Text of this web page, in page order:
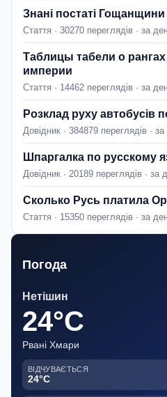
Знані постаті Гощанщини
Стаття · 30270 переглядів · за
Таблицы табели о
империи
Стаття · 14462 переглядів · за
Розклад руху автобусів
Довідник · 384879 переглядів ·
Шпаргалка по русскому
Довідник · 20189 переглядів · за
Сколько Русь платила
Стаття · 15350 переглядів · за
Погода
Нетішин
24°C
Рвані Хмари
ВІДЧУВАЄТЬСЯ
24°C